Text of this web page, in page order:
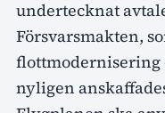
undertecknat
Försvarsmakten,
flottmodernisering
nyligen